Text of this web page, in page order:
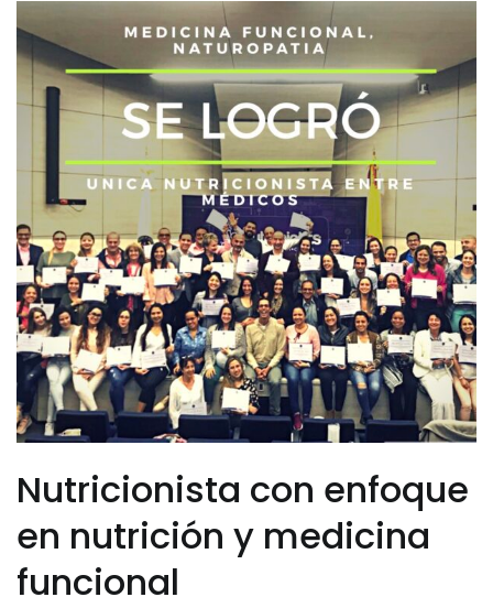
Nutricionista con enfoque
en nutrición y medicina
funcional